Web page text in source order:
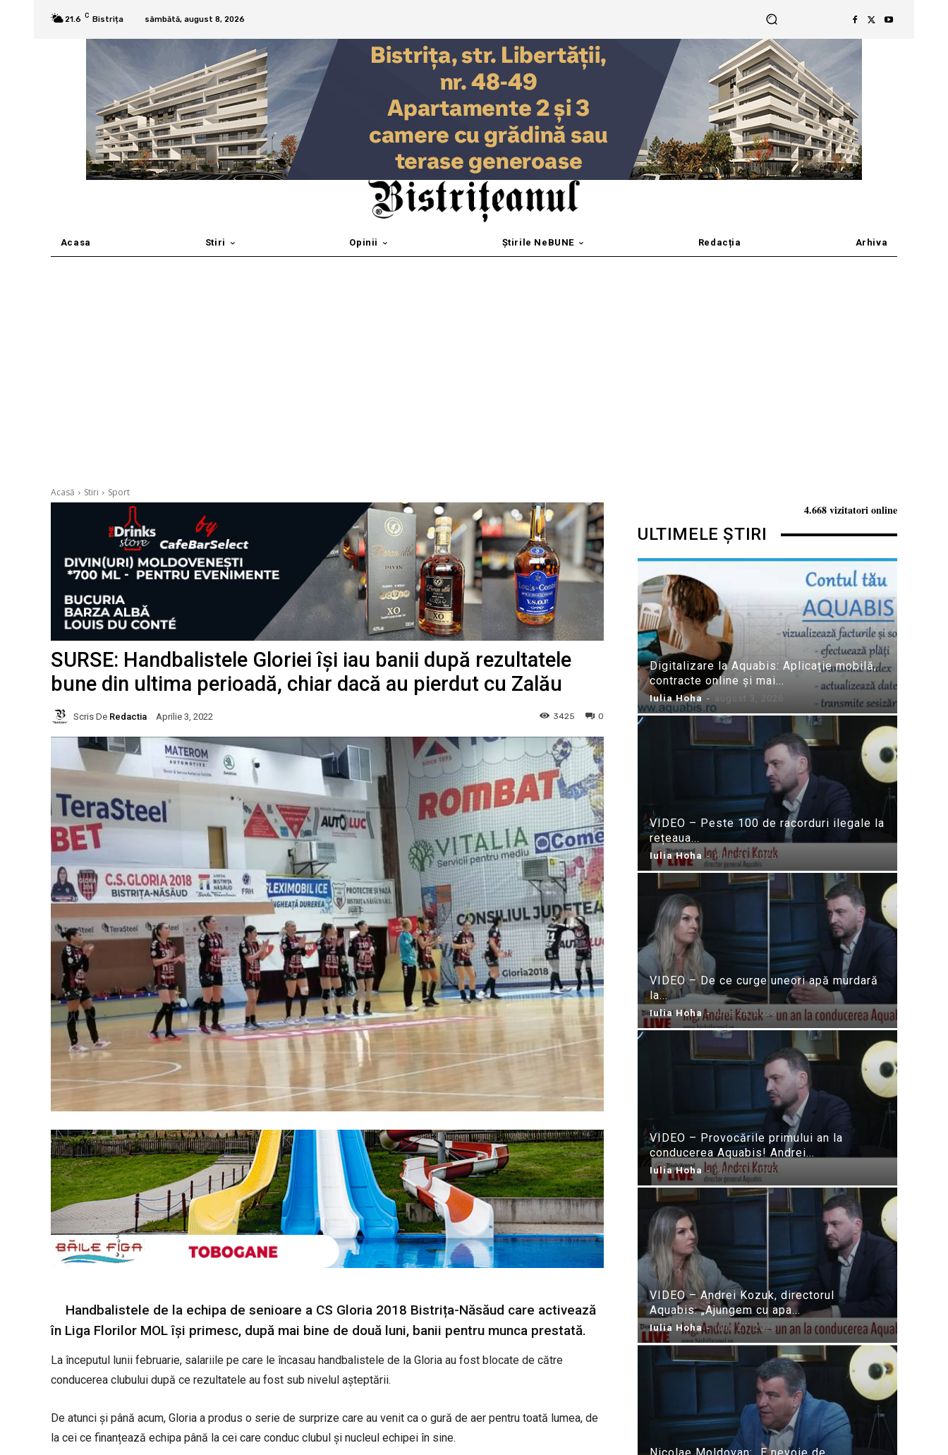
21.6 C Bistrița sâmbătă, august 8, 2026
Acasa Stiri Opinii Știrile NeBUNE Redacția Arhiva
Acasă Stiri Sport
SURSE: Handbalistele Gloriei își iau banii după rezultatele
bune din ultima perioadă, chiar dacă au pierdut cu Zalău
Scris De Redactia Aprilie 3, 2022 0
3425
Handbalistele de la echipa de senioare a CS Gloria 2018 Bistrița-Năsăud care activează
în Liga Florilor MOL își primesc, după mai bine de două luni, banii pentru munca prestată.
La începutul lunii februarie, salariile pe care le încasau handbalistele de la Gloria au fost blocate de către
conducerea clubului după ce rezultatele au fost sub nivelul așteptării.
De atunci și până acum, Gloria a produs o serie de surprize care au venit ca o gură de aer pentru toată lumea, de
la cei ce finanțează echipa până la cei care conduc clubul și nucleul echipei în sine.
4.668 vizitatori online
ULTIMELE ȘTIRI
Digitalizare la Aquabis: Aplicație mobilă,
contracte online și mai...
Iulia Hoha - august 3, 2026
VIDEO – Peste 100 de racorduri ilegale la
rețeaua...
Iulia Hoha - iulie 31, 2026
VIDEO – De ce curge uneori apă murdară
la...
Iulia Hoha - iulie 24, 2026
VIDEO – Provocările primului an la
conducerea Aquabis! Andrei...
Iulia Hoha - iulie 21, 2026
VIDEO – Andrei Kozuk, directorul
Aquabis: „Ajungem cu apa...
Iulia Hoha - iulie 21, 2026